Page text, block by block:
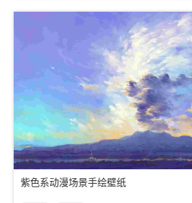
紫色系动漫场景手绘壁纸